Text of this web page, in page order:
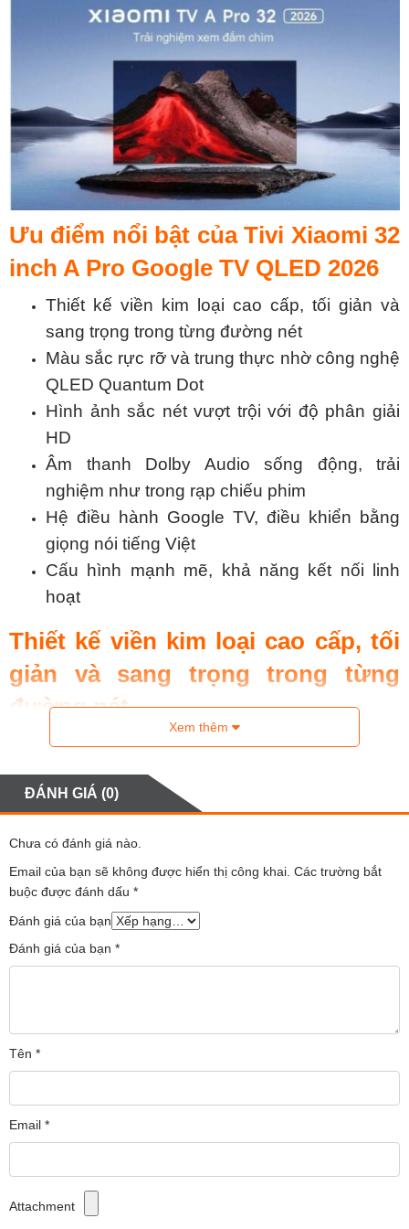
Ưu điểm nổi bật của Tivi Xiaomi 32
inch A Pro Google TV QLED 2026
Thiết kế viền kim loại cao cấp, tối giản và
sang trọng trong từng đường nét
Màu sắc rực rỡ và trung thực nhờ công nghệ
QLED Quantum Dot
Hình ảnh sắc nét vượt trội với độ phân giải
HD
Âm thanh Dolby Audio sống động, trải
nghiệm như trong rạp chiếu phim
Hệ điều hành Google TV, điều khiển bằng
giọng nói tiếng Việt
Cấu hình mạnh mẽ, khả năng kết nối linh
hoạt
Thiết kế viền kim loại cao cấp, tối
giản và sang trọng trong từng
đường nét
Tivi Xiaomi32 inch A Pro Google TV QLED
2026gây ấn tượng mạnh mẽ ngay từ cái nhìn
đầu tiên với thiết kế khung viền kim loại siêu
cấp không chỉ tạo nên vẻ ngoài sang trọng mà
còn giúp sản phẩm dễ dàng hòa quyện với mọi
phong cách nội thất, từ không gian sống hiện đại
cho đến phong cách tối giản ấm cúng.
Xem thêm
ĐÁNH GIÁ (0)
Chưa có đánh giá nào.
Email của bạn sẽ không được hiển thị công khai. Các trường bắt
buộc được đánh dấu *
Đánh giá của bạn
Đánh giá của bạn *
Tên *
Email *
Attachment